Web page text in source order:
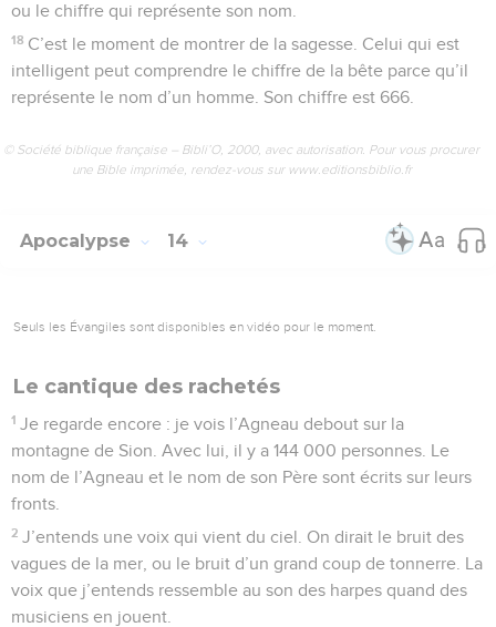
ou le chiffre qui représente son nom.
18 C’est le moment de montrer de la sagesse. Celui qui est
intelligent peut comprendre le chiffre de la bête parce qu’il
représente le nom d’un homme. Son chiffre est 666.
© Société biblique française – Bibli’O, 2000, avec autorisation. Pour vous procurer
une Bible imprimée, rendez-vous sur www.editionsbiblio.fr
Apocalypse 14
Seuls les Évangiles sont disponibles en vidéo pour le moment.
Le cantique des rachetés
1 Je regarde encore : je vois l’Agneau debout sur la
montagne de Sion. Avec lui, il y a 144 000 personnes. Le
nom de l’Agneau et le nom de son Père sont écrits sur leurs
fronts.
2 J’entends une voix qui vient du ciel. On dirait le bruit des
vagues de la mer, ou le bruit d’un grand coup de tonnerre. La
voix que j’entends ressemble au son des harpes quand des
musiciens en jouent.